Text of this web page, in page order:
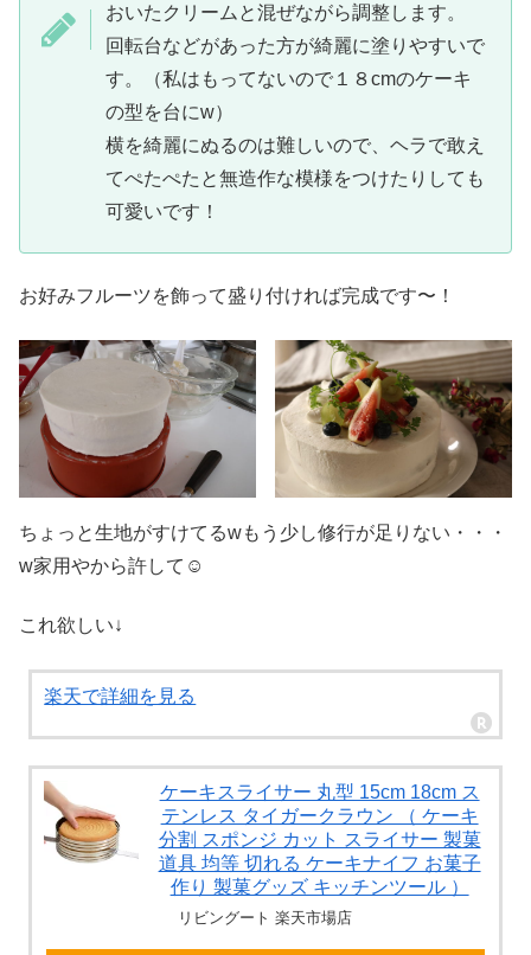
おいたクリームと混ぜながら調整します。
回転台などがあった方が綺麗に塗りやすいで
す。（私はもってないので１８cmのケーキ
の型を台にw）
横を綺麗にぬるのは難しいので、ヘラで敢え
てぺたぺたと無造作な模様をつけたりしても
可愛いです！
お好みフルーツを飾って盛り付ければ完成です〜！
ちょっと生地がすけてるwもう少し修行が足りない・・・
w家用やから許して☺︎
これ欲しい↓
楽天で詳細を見る
ケーキスライサー 丸型 15cm 18cm ス
テンレス タイガークラウン （ ケーキ
分割 スポンジ カット スライサー 製菓
道具 均等 切れる ケーキナイフ お菓子
作り 製菓グッズ キッチンツール ）
リビングート 楽天市場店